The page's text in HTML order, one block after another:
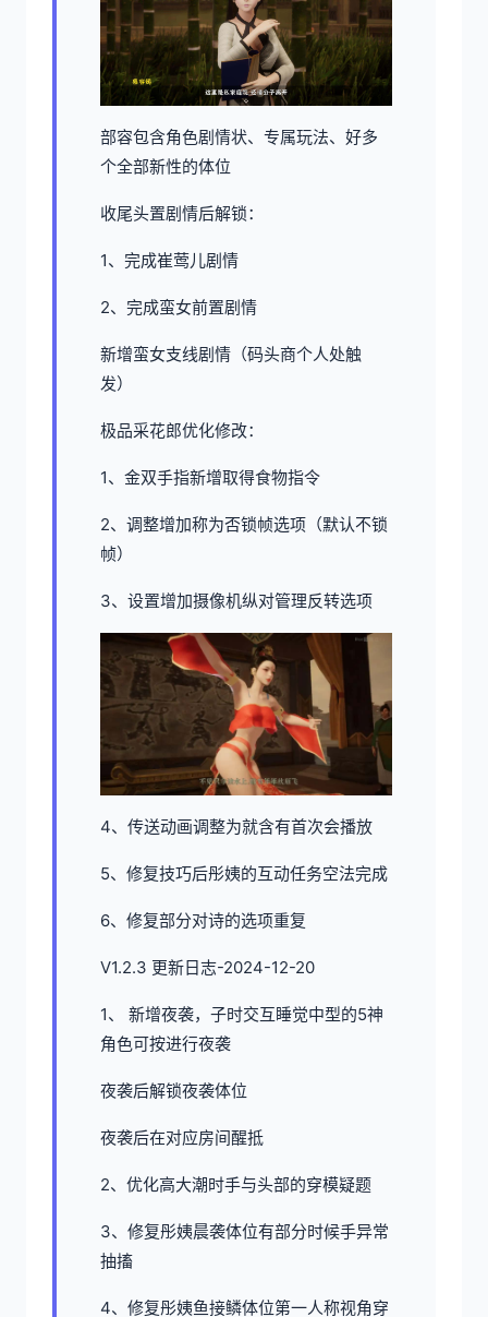
部容包含角色剧情状、专属玩法、好多
个全部新性的体位
收尾头置剧情后解锁：
1、完成崔莺儿剧情
2、完成蛮女前置剧情
新增蛮女支线剧情（码头商个人处触
发）
极品采花郎优化修改：
1、金双手指新增取得食物指令
2、调整增加称为否锁帧选项（默认不锁
帧）
3、设置增加摄像机纵对管理反转选项
4、传送动画调整为就含有首次会播放
5、修复技巧后彤姨的互动任务空法完成
6、修复部分对诗的选项重复
V1.2.3 更新日志-2024-12-20
1、 新增夜袭，子时交互睡觉中型的5神
角色可按进行夜袭
夜袭后解锁夜袭体位
夜袭后在对应房间醒抵
2、优化高大潮时手与头部的穿模疑题
3、修复彤姨晨袭体位有部分时候手异常
抽搐
4、修复彤姨鱼接鳞体位第一人称视角穿